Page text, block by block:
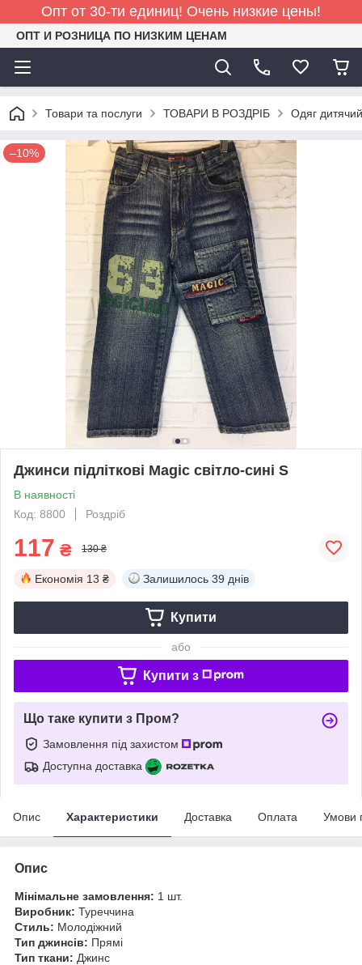
Опт от 30-ти единиц! Очень низкие цены!
ОПТ И РОЗНИЦА ПО НИЗКИМ ЦЕНАМ
Товари та послуги ТОВАРИ В РОЗДРІБ Одяг дитячий
–10%
Джинси підліткові Magic світло-сині S
В наявності
Код: 8800
Роздріб
117 ₴ 130 ₴
Економія 13 ₴ Залишилось 39 днів
Купити
або
Купити з
Що таке купити з Пром?
Замовлення під захистом
Доступна доставка
Опис Характеристики Доставка Оплата Умови
Опис
Мінімальне замовлення: 1 шт.
Виробник: Туреччина
Стиль: Молодіжний
Тип джинсів: Прямі
Тип ткани: Джинс